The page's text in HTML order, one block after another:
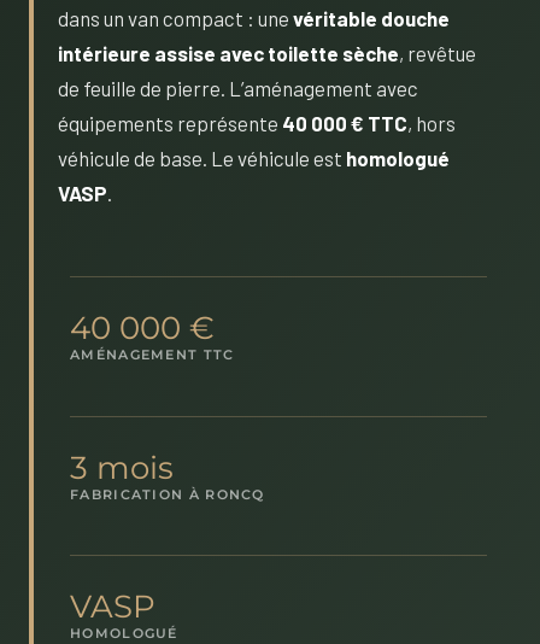
dans un van compact : une véritable douche
intérieure assise avec toilette sèche, revêtue
de feuille de pierre. L’aménagement avec
équipements représente 40 000 € TTC, hors
véhicule de base. Le véhicule est homologué
VASP.
40 000 €
AMÉNAGEMENT TTC
3 mois
FABRICATION À RONCQ
VASP
HOMOLOGUÉ